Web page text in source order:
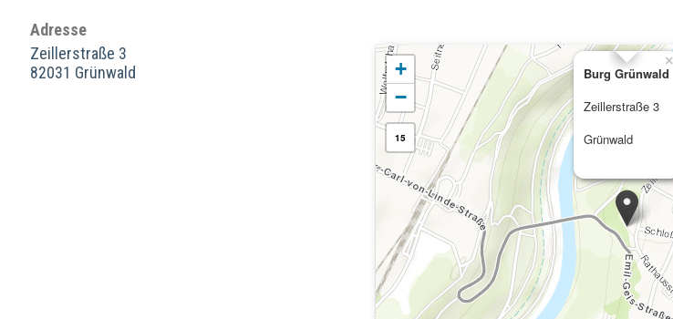
Adresse
Zeillerstraße 3
82031 Grünwald
Burg Grünwald
Zeillerstraße 3
Grünwald
×
+
−
15